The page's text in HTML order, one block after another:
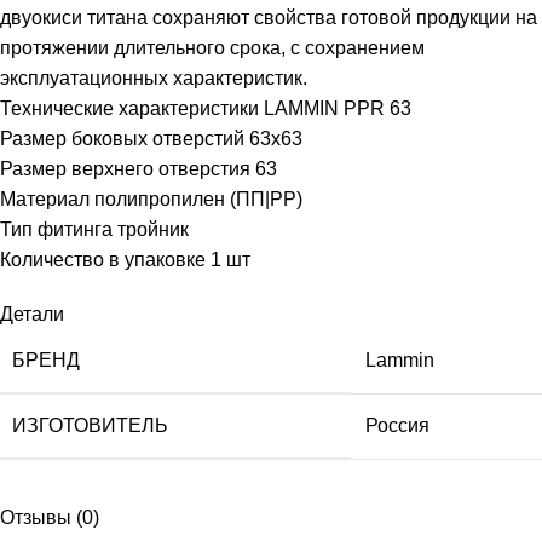
двуокиси титана сохраняют свойства готовой продукции на
протяжении длительного срока, с сохранением
эксплуатационных характеристик.
Технические характеристики LAMMIN PPR 63
Размер боковых отверстий 63х63
Размер верхнего отверстия 63
Материал полипропилен (ПП|PP)
Тип фитинга тройник
Количество в упаковке 1 шт
Детали
БРЕНД Lammin
ИЗГОТОВИТЕЛЬ Россия
Отзывы (0)